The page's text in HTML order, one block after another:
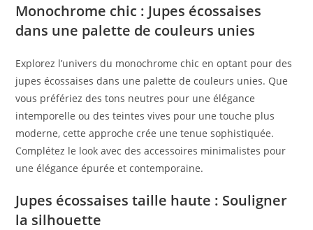
Monochrome chic : Jupes écossaises
dans une palette de couleurs unies
Explorez l’univers du monochrome chic en optant pour des
jupes écossaises dans une palette de couleurs unies. Que
vous préfériez des tons neutres pour une élégance
intemporelle ou des teintes vives pour une touche plus
moderne, cette approche crée une tenue sophistiquée.
Complétez le look avec des accessoires minimalistes pour
une élégance épurée et contemporaine.
Jupes écossaises taille haute : Souligner
la silhouette